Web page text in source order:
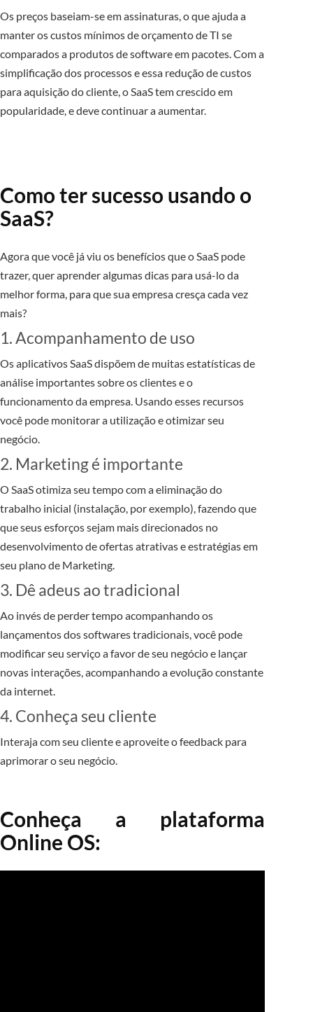
Os preços baseiam-se em assinaturas, o que ajuda a
manter os custos mínimos de orçamento de TI se
comparados a produtos de software em pacotes. Com a
simplificação dos processos e essa redução de custos
para aquisição do cliente, o SaaS tem crescido em
popularidade, e deve continuar a aumentar.
Como ter sucesso usando o
SaaS?
Agora que você já viu os benefícios que o SaaS pode
trazer, quer aprender algumas dicas para usá-lo da
melhor forma, para que sua empresa cresça cada vez
mais?
1. Acompanhamento de uso
Os aplicativos SaaS dispõem de muitas estatísticas de
análise importantes sobre os clientes e o
funcionamento da empresa. Usando esses recursos
você pode monitorar a utilização e otimizar seu
negócio.
2. Marketing é importante
O SaaS otimiza seu tempo com a eliminação do
trabalho inicial (instalação, por exemplo), fazendo que
que seus esforços sejam mais direcionados no
desenvolvimento de ofertas atrativas e estratégias em
seu plano de Marketing.
3. Dê adeus ao tradicional
Ao invés de perder tempo acompanhando os
lançamentos dos softwares tradicionais, você pode
modificar seu serviço a favor de seu negócio e lançar
novas interações, acompanhando a evolução constante
da internet.
4. Conheça seu cliente
Interaja com seu cliente e aproveite o feedback para
aprimorar o seu negócio.
Conheça a plataforma
Online OS: